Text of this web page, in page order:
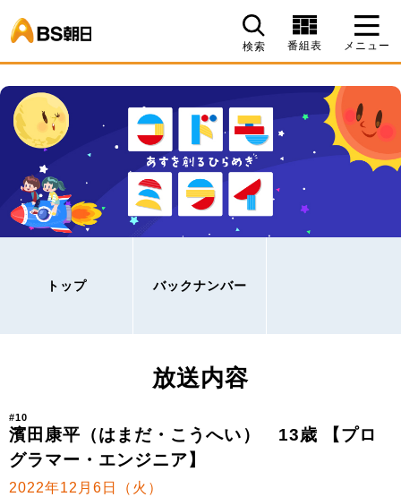
検索 番組表 メニュー
トップ バックナンバー
放送内容
#10
濱田康平（はまだ・こうへい） 13歳 【プロ
グラマー・エンジニア】
2022年12月6日（火）